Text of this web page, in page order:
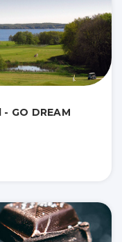
GO DREAM